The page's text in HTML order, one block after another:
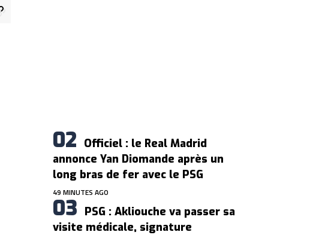
Officiel : le Real Madrid
annonce Yan Diomande après un
long bras de fer avec le PSG
49 MINUTES AGO
PSG : Akliouche va passer sa
visite médicale, signature